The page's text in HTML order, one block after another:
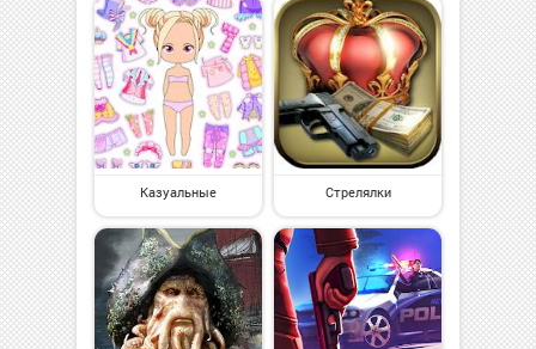
Казуальные Стрелялки